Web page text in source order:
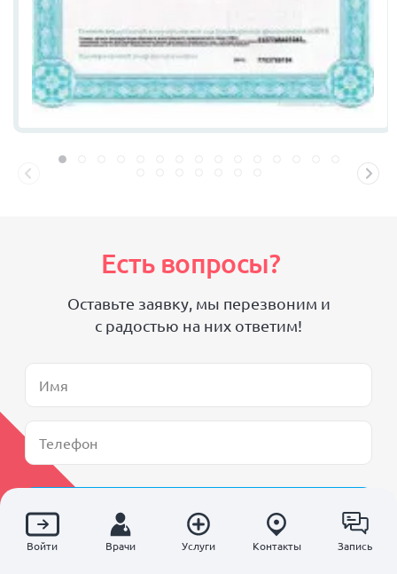
Есть вопросы?
Оставьте заявку, мы перезвоним и
с радостью на них ответим!
Отправить
Согласен(на) на обработку персональных данных
Войти Врачи Услуги Контакты Запись